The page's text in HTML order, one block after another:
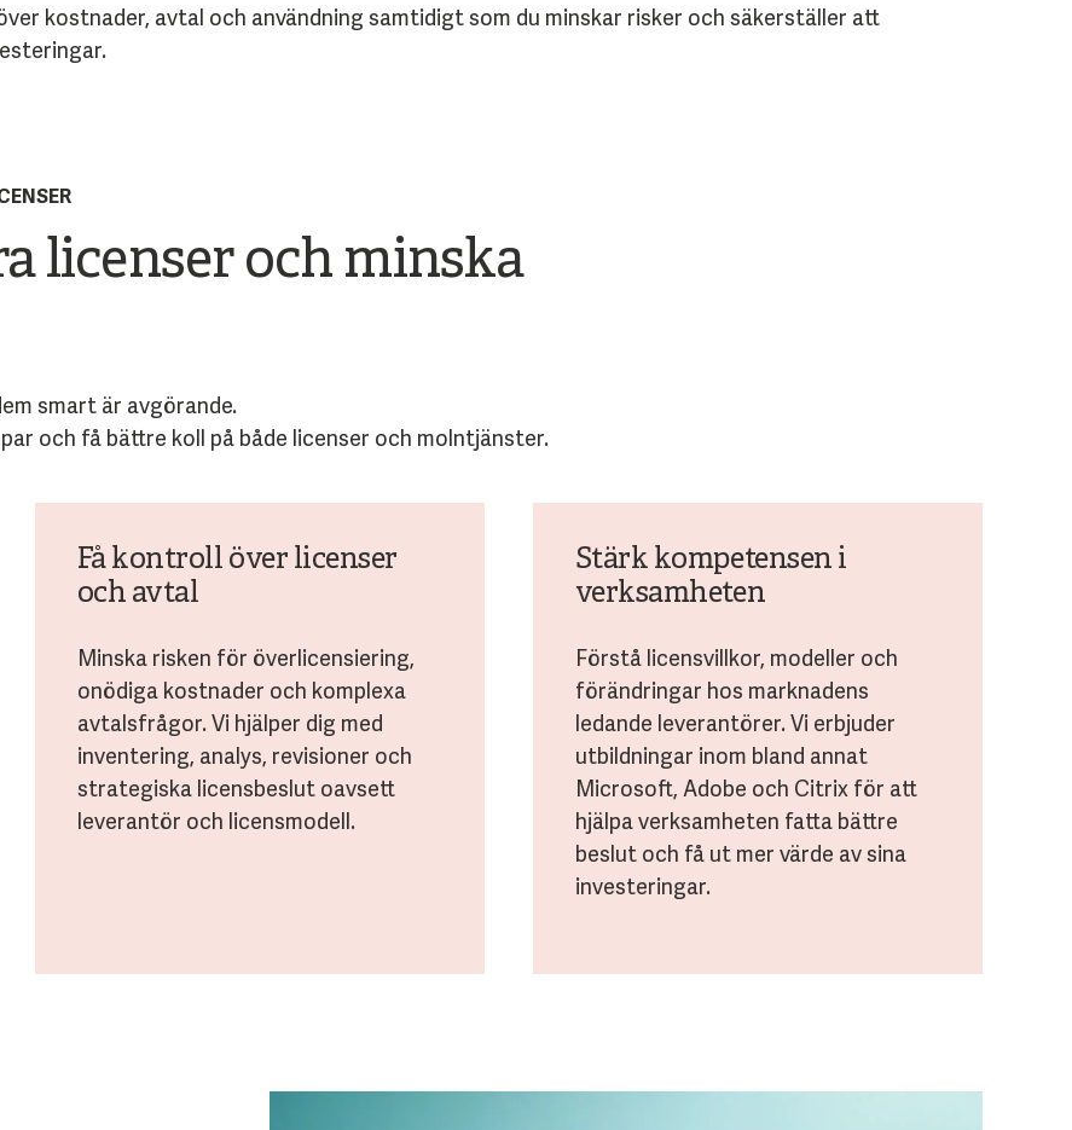
kostnader, avtal och användning samtidigt som du minskar risker och säkerställer att
licenser och minska
smart är avgörande.
och få bättre koll på både licenser och molntjänster.
Få kontroll över licenser
och avtal
Minska risken för överlicensiering,
onödiga kostnader och komplexa
avtalsfrågor. Vi hjälper dig med
inventering, analys, revisioner och
strategiska licensbeslut oavsett
leverantör och licensmodell.
Stärk kompetensen i
verksamheten
Förstå licensvillkor, modeller och
förändringar hos marknadens
ledande leverantörer. Vi erbjuder
utbildningar inom bland annat
Microsoft, Adobe och Citrix för att
hjälpa verksamheten fatta bättre
beslut och få ut mer värde av sina
investeringar.